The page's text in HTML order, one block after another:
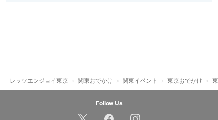
レッツエンジョイ東京 関東おでかけ 関東イベント 東京おでかけ
Follow Us